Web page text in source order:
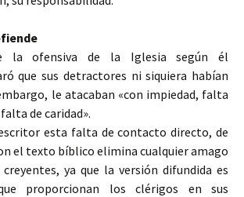
la ofensiva de la Iglesia según él
que sus detractores ni siquiera habían
le atacaban «con impiedad, falta
de caridad».
esta falta de contacto directo, de
el texto bíblico elimina cualquier amago
ya que la versión difundida es
proporcionan los clérigos en sus